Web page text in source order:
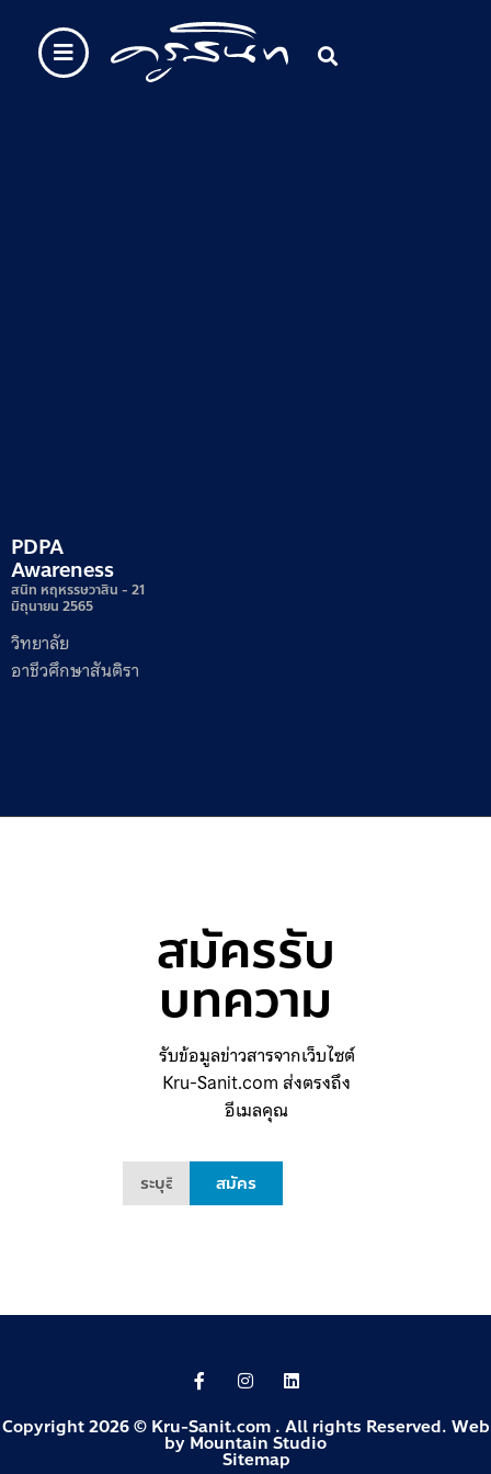
PDPA
Awareness
สนิท หฤหรรษวาสิน
21
มิถุนายน 2565
วิทยาลัย
อาชีวศึกษาสันติรา
สมัครรับ
บทความ
รับข้อมูลข่าวสารจากเว็บไซต์
Kru-Sanit.com ส่งตรงถึง
อีเมลคุณ
สมัคร
Copyright 2026 © Kru-Sanit.com . All rights Reserved. Web
by Mountain Studio
Sitemap